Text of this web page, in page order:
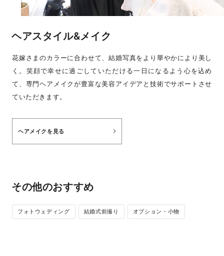
ヘアスタイル&メイク
花嫁さまのカラーに合わせて、結婚写真をより華やかにより美し
く。笑顔で幸せに過ごしていただける一日になるよう心を込め
て、専門ヘアメイクが豊富な美容アイデアと技術でサポートさせ
ていただきます。
ヘアメイクを見る
その他のおすすめ
フォトウェディング 結婚式前撮り オプション・小物